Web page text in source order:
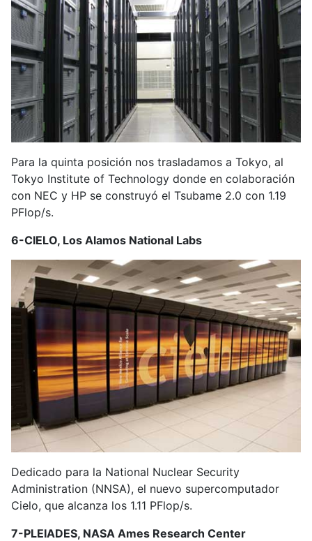
Para la quinta posición nos trasladamos a Tokyo, al
Tokyo Institute of Technology donde en colaboración
con NEC y HP se construyó el Tsubame 2.0 con 1.19
PFlop/s.
6-CIELO, Los Alamos National Labs
Dedicado para la National Nuclear Security
Administration (NNSA), el nuevo supercomputador
Cielo, que alcanza los 1.11 PFlop/s.
7-PLEIADES, NASA Ames Research Center